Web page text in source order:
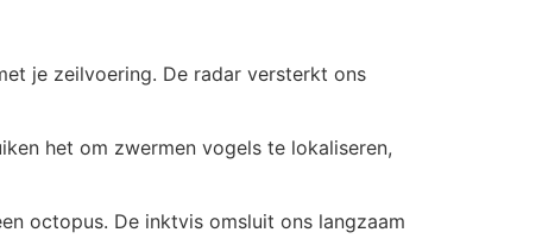
je zeilvoering. De radar versterkt ons
het om zwermen vogels te lokaliseren,
octopus. De inktvis omsluit ons langzaam